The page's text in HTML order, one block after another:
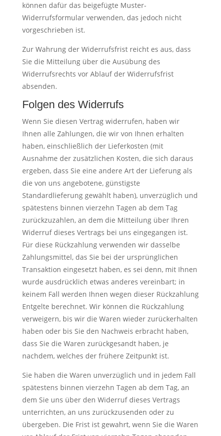
können dafür das beigefügte Muster-
Widerrufsformular verwenden, das jedoch nicht
vorgeschrieben ist.
Zur Wahrung der Widerrufsfrist reicht es aus, dass
Sie die Mitteilung über die Ausübung des
Widerrufsrechts vor Ablauf der Widerrufsfrist
absenden.
Folgen des Widerrufs
Wenn Sie diesen Vertrag widerrufen, haben wir
Ihnen alle Zahlungen, die wir von Ihnen erhalten
haben, einschließlich der Lieferkosten (mit
Ausnahme der zusätzlichen Kosten, die sich daraus
ergeben, dass Sie eine andere Art der Lieferung als
die von uns angebotene, günstigste
Standardlieferung gewählt haben), unverzüglich und
spätestens binnen vierzehn Tagen ab dem Tag
zurückzuzahlen, an dem die Mitteilung über Ihren
Widerruf dieses Vertrags bei uns eingegangen ist.
Für diese Rückzahlung verwenden wir dasselbe
Zahlungsmittel, das Sie bei der ursprünglichen
Transaktion eingesetzt haben, es sei denn, mit Ihnen
wurde ausdrücklich etwas anderes vereinbart; in
keinem Fall werden Ihnen wegen dieser Rückzahlung
Entgelte berechnet. Wir können die Rückzahlung
verweigern, bis wir die Waren wieder zurückerhalten
haben oder bis Sie den Nachweis erbracht haben,
dass Sie die Waren zurückgesandt haben, je
nachdem, welches der frühere Zeitpunkt ist.
Sie haben die Waren unverzüglich und in jedem Fall
spätestens binnen vierzehn Tagen ab dem Tag, an
dem Sie uns über den Widerruf dieses Vertrags
unterrichten, an uns zurückzusenden oder zu
übergeben. Die Frist ist gewahrt, wenn Sie die Waren